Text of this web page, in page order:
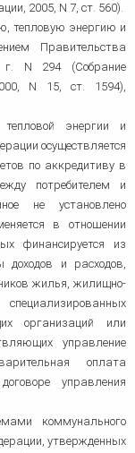
2005, N 7, ст. 560).
тепловую энергию и
Правительства
г. N 294 (Собрание
N 15, ст. 1594),
энергии и
осуществляется
по аккредитиву в
потребителем и
не установлено
в отношении
финансируется из
доходов и расходов,
жилья, жилищно-
организаций или
управление
оплата
управления
коммунального
утвержденных